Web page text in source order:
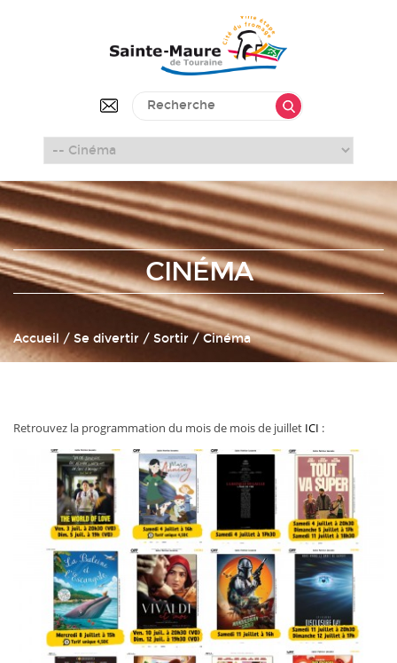
CINÉMA
Accueil/ Se divertir / Sortir / Cinéma
Retrouvez la programmation du mois de mois de juillet ICI :